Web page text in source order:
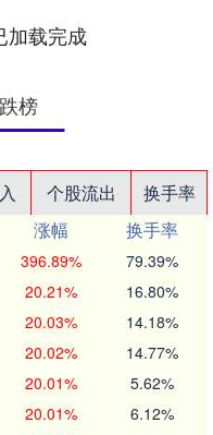
加载完成
榜
个股流出
换手率
涨幅
换手率
396.89% 79.39%
20.21% 16.80%
20.03% 14.18%
20.02% 14.77%
20.01% 5.62%
20.01% 6.12%